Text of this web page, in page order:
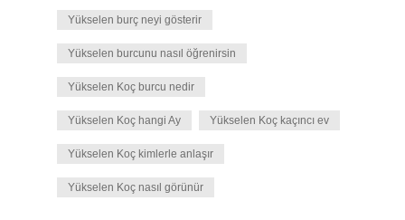
Yükselen burç neyi gösterir
Yükselen burcunu nasıl öğrenirsin
Yükselen Koç burcu nedir
Yükselen Koç hangi Ay Yükselen Koç kaçıncı ev
Yükselen Koç kimlerle anlaşır
Yükselen Koç nasıl görünür